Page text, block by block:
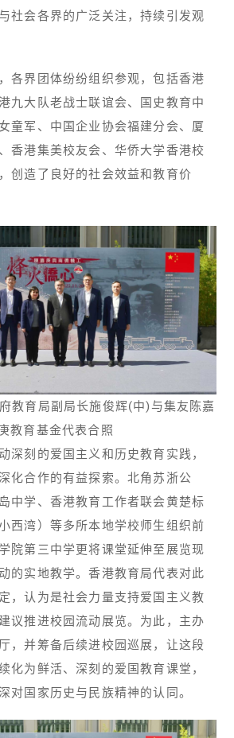
社会各界的广泛关注，持续引发观
各界团体纷纷组织参观，包括香港
九大队老战士联谊会、国史教育中
童军、中国企业协会福建分会、厦
香港集美校友会、华侨大学香港校
创造了良好的社会效益和教育价
教育局副局长施俊辉(中)与集友陈嘉
教育基金代表合照
深刻的爱国主义和历史教育实践，
化合作的有益探索。北角苏浙公
中学、香港教育工作者联会黄楚标
西湾）等多所本地学校师生组织前
院第三中学更将课堂延伸至展览现
的实地教学。香港教育局代表对此
，认为是社会力量支持爱国主义教
议推进校园流动展览。为此，主办
，并筹备后续进校园巡展，让这段
化为鲜活、深刻的爱国教育课堂，
对国家历史与民族精神的认同。